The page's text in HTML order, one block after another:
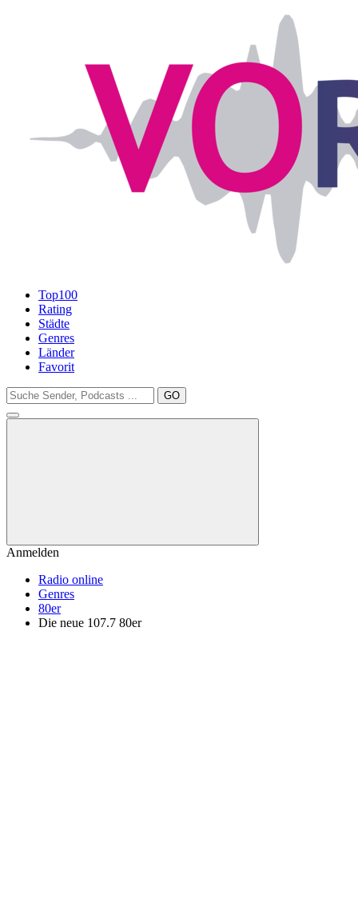
Top100
Rating
Städte
Genres
Länder
Favorit
GO
Anmelden
Radio online
Genres
80er
Die neue 107.7 80er